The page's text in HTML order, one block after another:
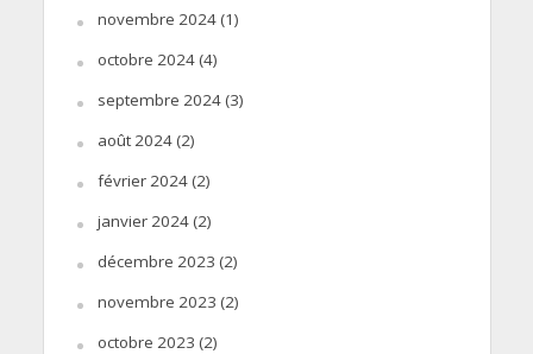
novembre 2024(1)
octobre 2024(4)
septembre 2024(3)
août 2024(2)
février 2024(2)
janvier 2024(2)
décembre 2023 (2)
novembre 2023 (2)
octobre 2023 (2)